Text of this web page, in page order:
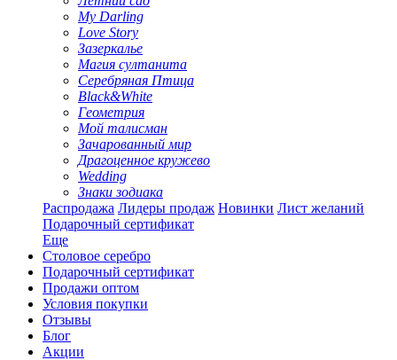
My Darling
Love Story
Зазеркалье
Магия султанита
Серебряная Птица
Black&White
Геометрия
Мой талисман
Зачарованный мир
Драгоценное кружево
Wedding
Знаки зодиака
Распродажа Лидеры продаж Новинки Лист желаний
Подарочный сертификат
Еще
Столовое серебро
Подарочный сертификат
Продажи оптом
Условия покупки
Отзывы
Блог
Акции